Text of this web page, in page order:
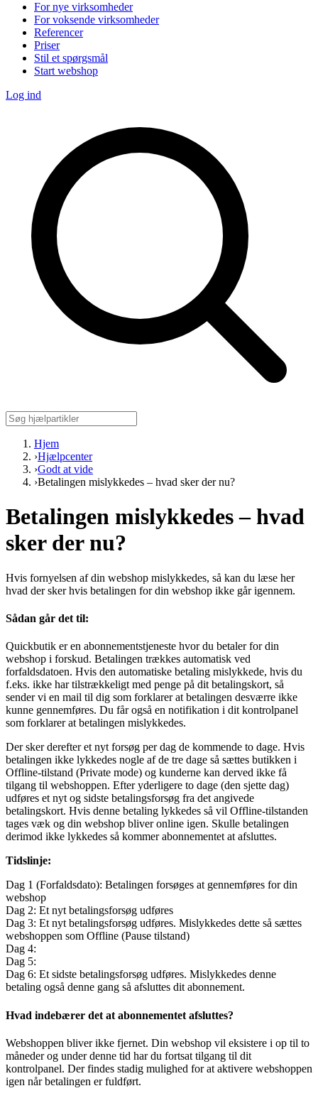
For nye virksomheder
For voksende virksomheder
Referencer
Priser
Stil et spørgsmål
Start webshop
Log ind
Hjem
›Hjælpcenter
›Godt at vide
›Betalingen mislykkedes – hvad sker der nu?
Betalingen mislykkedes – hvad
sker der nu?
Hvis fornyelsen af din webshop mislykkedes, så kan du læse her
hvad der sker hvis betalingen for din webshop ikke går igennem.
Sådan går det til:
Quickbutik er en abonnementstjeneste hvor du betaler for din
webshop i forskud. Betalingen trækkes automatisk ved
forfaldsdatoen. Hvis den automatiske betaling mislykkede, hvis du
f.eks. ikke har tilstrækkeligt med penge på dit betalingskort, så
sender vi en mail til dig som forklarer at betalingen desværre ikke
kunne gennemføres. Du får også en notifikation i dit kontrolpanel
som forklarer at betalingen mislykkedes.
Der sker derefter et nyt forsøg per dag de kommende to dage. Hvis
betalingen ikke lykkedes nogle af de tre dage så sættes butikken i
Offline-tilstand (Private mode) og kunderne kan derved ikke få
tilgang til webshoppen. Efter yderligere to dage (den sjette dag)
udføres et nyt og sidste betalingsforsøg fra det angivede
betalingskort. Hvis denne betaling lykkedes så vil Offline-tilstanden
tages væk og din webshop bliver online igen. Skulle betalingen
derimod ikke lykkedes så kommer abonnementet at afsluttes.
Tidslinje:
Dag 1 (Forfaldsdato): Betalingen forsøges at gennemføres for din
webshop
Dag 2: Et nyt betalingsforsøg udføres
Dag 3: Et nyt betalingsforsøg udføres. Mislykkedes dette så sættes
webshoppen som Offline (Pause tilstand)
Dag 4:
Dag 5:
Dag 6: Et sidste betalingsforsøg udføres. Mislykkedes denne
betaling også denne gang så afsluttes dit abonnement.
Hvad indebærer det at abonnementet afsluttes?
Webshoppen bliver ikke fjernet. Din webshop vil eksistere i op til to
måneder og under denne tid har du fortsat tilgang til dit
kontrolpanel. Der findes stadig mulighed for at aktivere webshoppen
igen når betalingen er fuldført.